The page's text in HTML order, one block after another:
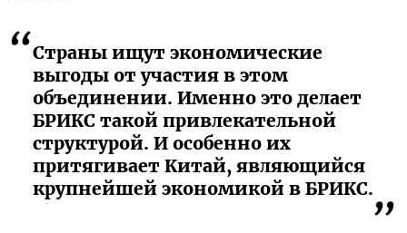
Страны ищут экономические
выгоды от участия в этом
объединении. Именно это делает
БРИКС такой привлекательной
структурой. И особенно их
притягивает Китай, являющийся
крупнейшей экономикой в БРИКС.